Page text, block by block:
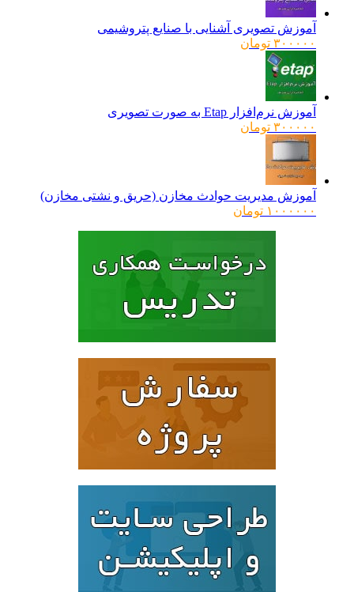
آموزش تصویری آشنایی با صنایع پتروشیمی
۳۰۰۰۰۰ تومان
آموزش نرم‌افزار Etap به صورت تصویری
۳۰۰۰۰۰ تومان
آموزش مدیریت حوادث مخازن (حریق و نشتی مخازن)
۱۰۰۰۰۰۰ تومان